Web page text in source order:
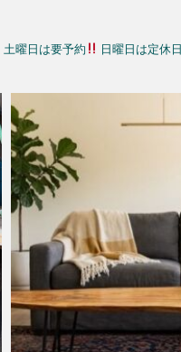
土曜日は要予約 日曜日は定休日